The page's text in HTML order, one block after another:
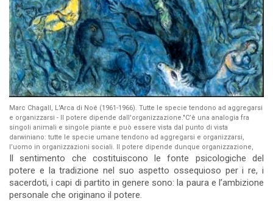
Marc Chagall, L'Arca di Noé (1961-1966). Tutte le specie tendono ad aggregarsi
e organizzarsi - Il potere dipende dall'organizzazione."C’è una analogia fra
singoli animali e singole piante e può essere vista dal punto di vista
darwiniano: tutte le specie umane tendono ad aggregarsi e organizzarsi,
l’uomo in organizzazioni sociali. Il potere dipende dunque organizzazione,
Il sentimento che costituiscono le fonte psicologiche del
potere e la tradizione nel suo aspetto ossequioso per i re, i
sacerdoti, i capi di partito in genere sono: la paura e l’ambizione
personale che originano il potere.